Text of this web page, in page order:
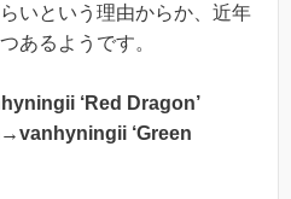
いという理由からか、近年
あるようです。
‘Red Dragon’
‘Green